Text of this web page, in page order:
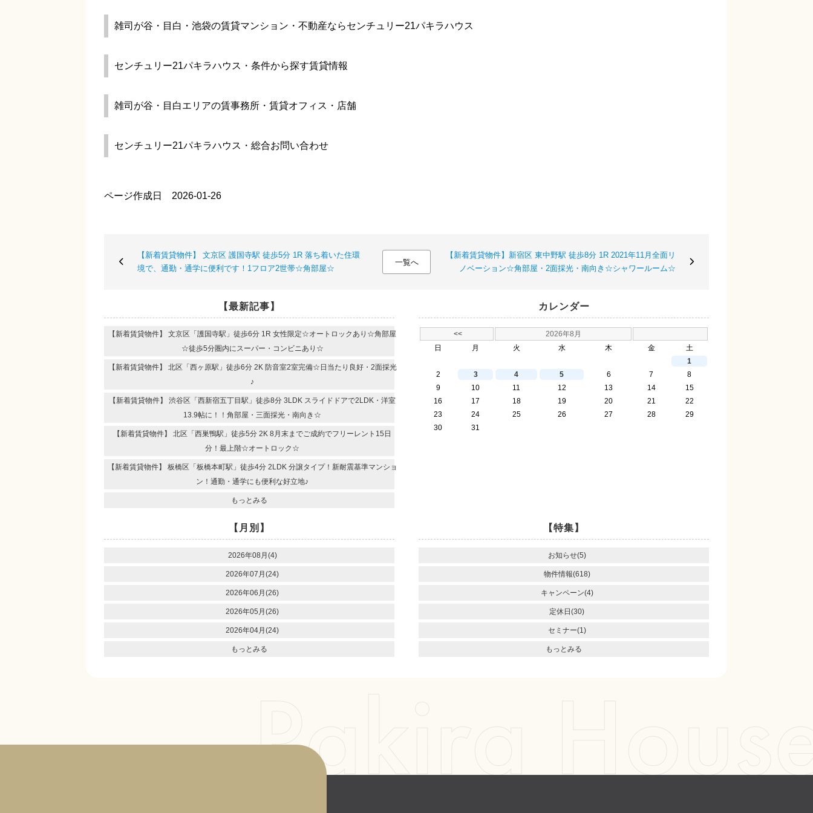
雑司が谷・目白・池袋の賃貸マンション・不動産ならセンチュリー21パキラハウス
センチュリー21パキラハウス・条件から探す賃貸情報
雑司が谷・目白エリアの賃事務所・賃貸オフィス・店舗
センチュリー21パキラハウス・総合お問い合わせ
ページ作成日 2026-01-26
【新着賃貸物件】 文京区 護国寺駅 徒歩5分 1R 落ち着いた住環
境で、通勤・通学に便利です！1フロア2世帯☆角部屋☆
一覧へ
【新着賃貸物件】新宿区 東中野駅 徒歩8分 1R 2021年11月全面リ
ノベーション☆角部屋・2面採光・南向き☆シャワールーム☆
【最新記事】
【新着賃貸物件】 文京区「護国寺駅」徒歩6分 1R 女性限定☆オートロックあり☆角部屋
☆徒歩5分圏内にスーパー・コンビニあり☆
【新着賃貸物件】 北区「西ヶ原駅」徒歩6分 2K 防音室2室完備☆日当たり良好・2面採光
♪
【新着賃貸物件】 渋谷区「西新宿五丁目駅」徒歩8分 3LDK スライドドアで2LDK・洋室
13.9帖に！！角部屋・三面採光・南向き☆
【新着賃貸物件】 北区「西巣鴨駅」徒歩5分 2K 8月末までご成約でフリーレント15日
分！最上階☆オートロック☆
【新着賃貸物件】 板橋区「板橋本町駅」徒歩4分 2LDK 分譲タイプ！新耐震基準マンショ
ン！通勤・通学にも便利な好立地♪
もっとみる
カレンダー
<<
2026年8月
日
月 火 水 木 金
土
1
2
3 4 5 6 7
8
9
10 11 12 13 14
15
16
17 18 19 20 21
22
23
24 25 26 27 28
29
30
31
【月別】
2026年08月(4)
2026年07月(24)
2026年06月(26)
2026年05月(26)
2026年04月(24)
もっとみる
【特集】
お知らせ(5)
物件情報(618)
キャンペーン(4)
定休日(30)
セミナー(1)
もっとみる